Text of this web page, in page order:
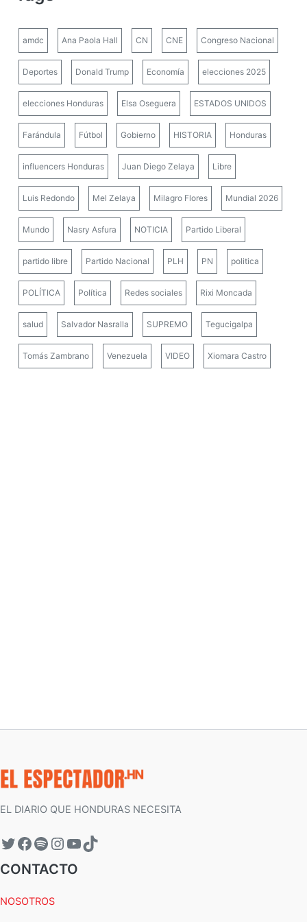
amdc Ana Paola Hall CN CNE Congreso Nacional
Deportes Donald Trump Economía elecciones 2025
elecciones Honduras Elsa Oseguera ESTADOS UNIDOS
Farándula Fútbol Gobierno HISTORIA Honduras
influencers Honduras Juan Diego Zelaya Libre
Luis Redondo Mel Zelaya Milagro Flores Mundial 2026
Mundo Nasry Asfura NOTICIA Partido Liberal
partido libre Partido Nacional PLH PN politica
POLÍTICA Política Redes sociales Rixi Moncada
salud Salvador Nasralla SUPREMO Tegucigalpa
Tomás Zambrano Venezuela VIDEO Xiomara Castro
EL DIARIO QUE HONDURAS NECESITA
CONTACTO
NOSOTROS